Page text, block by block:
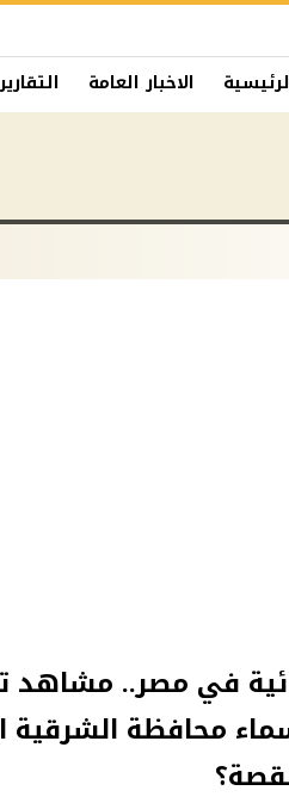
الاخبار العامة
في مصر.. مشاهد
محافظة الشرقية